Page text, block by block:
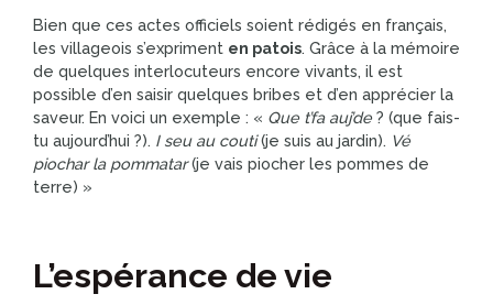
Bien que ces actes officiels soient rédigés en français,
les villageois s’expriment en patois. Grâce à la mémoire
de quelques interlocuteurs encore vivants, il est
possible d’en saisir quelques bribes et d’en apprécier la
saveur. En voici un exemple : « Que t’fa auj’de? (que fais-
tu aujourd’hui ?). I seu au couti(je suis au jardin). Vé
piochar la pommatar(je vais piocher les pommes de
terre) »
L’espérance de vie